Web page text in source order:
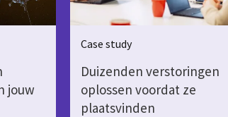
jouw
Case study
Duizenden verstoringen
oplossen voordat ze
plaatsvinden